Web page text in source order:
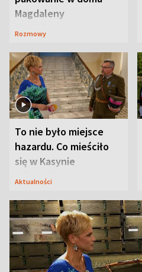
Magdaleny
Waligórskiej-Lisieckiej.
Rozmowy
To nie było miejsce
hazardu. Co mieściło
się w Kasynie
Oficerskim?
Aktualności